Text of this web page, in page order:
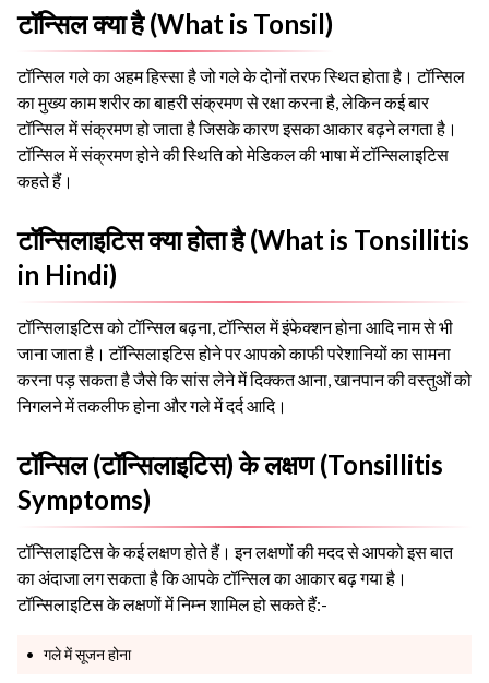
टॉन्सिल क्या है (What is Tonsil)
टॉन्सिल गले का अहम हिस्सा है जो गले के दोनों तरफ स्थित होता है। टॉन्सिल
का मुख्य काम शरीर का बाहरी संक्रमण से रक्षा करना है, लेकिन कई बार
टॉन्सिल में संक्रमण हो जाता है जिसके कारण इसका आकार बढ़ने लगता है।
टॉन्सिल में संक्रमण होने की स्थिति को मेडिकल की भाषा में टॉन्सिलाइटिस
कहते हैं।
टॉन्सिलाइटिस क्या होता है (What is Tonsillitis
in Hindi)
टॉन्सिलाइटिस को टॉन्सिल बढ़ना, टॉन्सिल में इंफेक्शन होना आदि नाम से भी
जाना जाता है। टॉन्सिलाइटिस होने पर आपको काफी परेशानियों का सामना
करना पड़ सकता है जैसे कि सांस लेने में दिक्कत आना, खानपान की वस्तुओं को
निगलने में तकलीफ होना और गले में दर्द आदि।
टॉन्सिल (टॉन्सिलाइटिस) के लक्षण (Tonsillitis
Symptoms)
टॉन्सिलाइटिस के कई लक्षण होते हैं। इन लक्षणों की मदद से आपको इस बात
का अंदाजा लग सकता है कि आपके टॉन्सिल का आकार बढ़ गया है।
टॉन्सिलाइटिस के लक्षणों में निम्न शामिल हो सकते हैं:-
गले में सूजन होना